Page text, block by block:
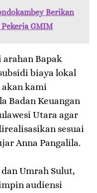
Berikan
Pekerja GMIM
Bapak
biaya lokal
akan kami
Badan Keuangan
Utara agar
sesuai
Anna Pangalila.
Umrah Sulut,
audiensi